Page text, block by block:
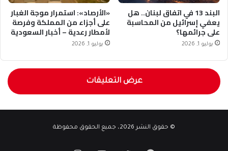
البند 13 في اتفاق لبنان.. هل
يعفي إسرائيل من المحاسبة
على جرائمها؟
يوليو 1, 2026
«الأرصاد»: استمرار موجة الغبار
على أجزاء من المملكة وفرصة
لأمطار رعدية – أخبار السعودية
يوليو 1, 2026
عرض التعليقات
© حقوق النشر 2026، جميع الحقوق محفوظة